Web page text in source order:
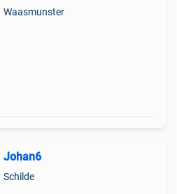
Waasmunster
Johan6
Schilde